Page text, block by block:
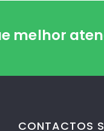
melhor
CONTACTOS